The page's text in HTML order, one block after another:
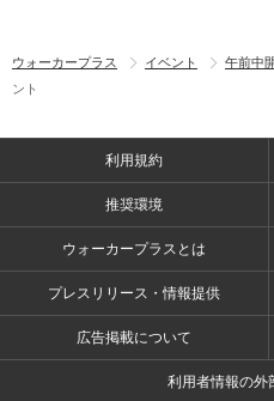
ウォーカープラス イベント 午前中
ント
利用規約
推奨環境
ウォーカープラスとは
プレスリリース・情報提供
広告掲載について
利用者情報の外